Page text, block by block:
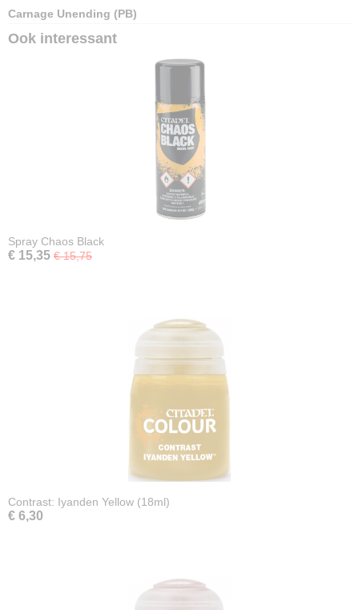
Carnage Unending (PB)
Ook interessant
Spray Chaos Black
€ 15,35 € 15,75
Contrast: Iyanden Yellow (18ml)
€ 6,30